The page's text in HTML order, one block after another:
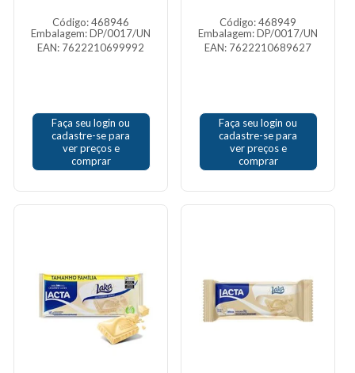
Código: 468946
Embalagem: DP/0017/UN
EAN: 7622210699992
Faça seu login ou
cadastre-se para
ver preços e
comprar
Código: 468949
Embalagem: DP/0017/UN
EAN: 7622210689627
Faça seu login ou
cadastre-se para
ver preços e
comprar